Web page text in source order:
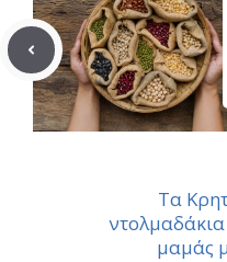
Τα
ντολμαδάκια
μαμάς